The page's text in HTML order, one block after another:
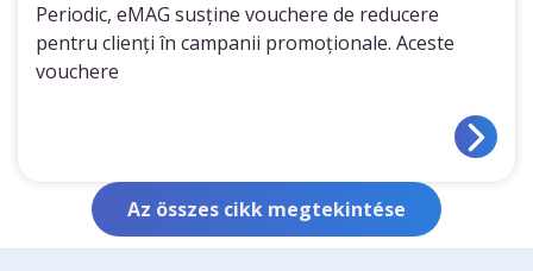
Periodic, eMAG susține vouchere de reducere
pentru clienți în campanii promoționale. Aceste
vouchere
Az összes cikk megtekintése